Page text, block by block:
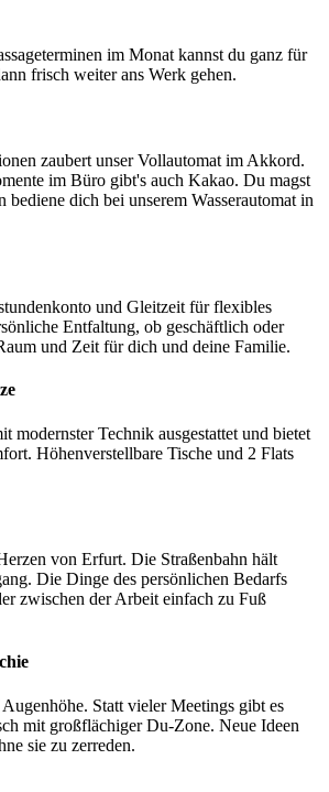
im Monat kannst du ganz für
frisch weiter ans Werk gehen.
zaubert unser Vollautomat im Akkord.
im Büro gibt's auch Kakao. Du magst
bediene dich bei unserem Wasserautomat in
und Gleitzeit für flexibles
Entfaltung, ob geschäftlich oder
und Zeit für dich und deine Familie.
modernster Technik ausgestattet und bietet
Höhenverstellbare Tische und 2 Flats
von Erfurt. Die Straßenbahn hält
Die Dinge des persönlichen Bedarfs
zwischen der Arbeit einfach zu Fuß
Statt vieler Meetings gibt es
mit großflächiger Du-Zone. Neue Ideen
sie zu zerreden.